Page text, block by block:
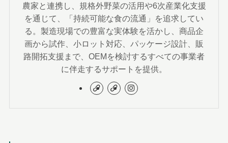
農家と連携し、規格外野菜の活用や6次産業化支援
を通じて、「持続可能な食の流通」を追求してい
る。製造現場での豊富な実体験を活かし、商品企
画から試作、小ロット対応、パッケージ設計、販
路開拓支援まで、OEMを検討するすべての事業者
に伴走するサポートを提供。